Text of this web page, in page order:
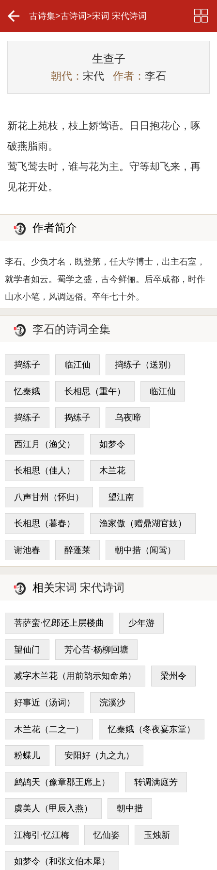
古诗集>古诗词 >宋词 宋代诗词
生查子
朝代： 宋代 作者： 李石
新花上苑枝，枝上娇莺语。日日抱花心，啄
破燕脂雨。
莺飞莺去时，谁与花为主。守等却飞来，再
见花开处。
作者简介
李石。少负才名，既登第，任大学博士，出主石室，
就学者如云。蜀学之盛，古今鲜俪。后卒成都，时作
山水小笔，风调远俗。卒年七十外。
李石的诗词全集
捣练子 临江仙 捣练子（送别）
忆秦娥 长相思（重午） 临江仙
捣练子 捣练子 乌夜啼
西江月（渔父） 如梦令
长相思（佳人） 木兰花
八声甘州（怀归） 望江南
长相思（暮春） 渔家傲（赠鼎湖官妓）
谢池春 醉蓬莱 朝中措（闻莺）
相关宋词 宋代诗词
菩萨蛮·忆郎还上层楼曲 少年游
望仙门 芳心苦·杨柳回塘
减字木兰花（用前韵示知命弟） 梁州令
好事近（汤词） 浣溪沙
木兰花（二之一） 忆秦娥（冬夜宴东堂）
粉蝶儿 安阳好（九之九）
鹧鸪天（豫章郡王席上） 转调满庭芳
虞美人（甲辰入燕） 朝中措
江梅引·忆江梅 忆仙姿 玉烛新
如梦令（和张文伯木犀）